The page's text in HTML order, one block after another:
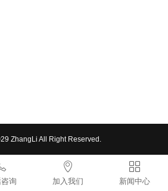
ZhangLi All Right Reserved.
询

加入我们

新闻中心